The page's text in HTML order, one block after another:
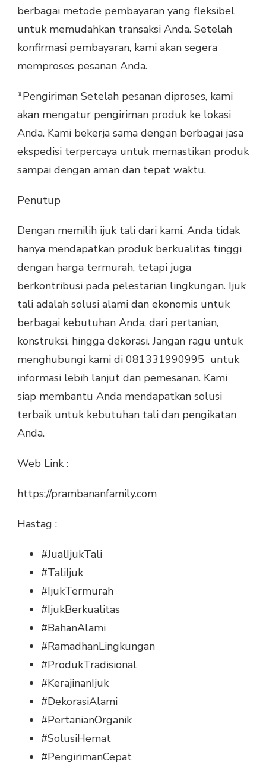
berbagai metode pembayaran yang fleksibel
untuk memudahkan transaksi Anda. Setelah
konfirmasi pembayaran, kami akan segera
memproses pesanan Anda.
*Pengiriman Setelah pesanan diproses, kami
akan mengatur pengiriman produk ke lokasi
Anda. Kami bekerja sama dengan berbagai jasa
ekspedisi terpercaya untuk memastikan produk
sampai dengan aman dan tepat waktu.
Penutup
Dengan memilih ijuk tali dari kami, Anda tidak
hanya mendapatkan produk berkualitas tinggi
dengan harga termurah, tetapi juga
berkontribusi pada pelestarian lingkungan. Ijuk
tali adalah solusi alami dan ekonomis untuk
berbagai kebutuhan Anda, dari pertanian,
konstruksi, hingga dekorasi. Jangan ragu untuk
menghubungi kami di 081331990995 untuk
informasi lebih lanjut dan pemesanan. Kami
siap membantu Anda mendapatkan solusi
terbaik untuk kebutuhan tali dan pengikatan
Anda.
Web Link :
https://prambananfamily.com
Hastag :
#JualIjukTali
#TaliIjuk
#IjukTermurah
#IjukBerkualitas
#BahanAlami
#RamadhanLingkungan
#ProdukTradisional
#KerajinanIjuk
#DekorasiAlami
#PertanianOrganik
#SolusiHemat
#PengirimanCepat